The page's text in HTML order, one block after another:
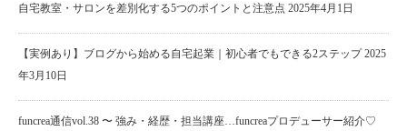
自宅教室・サロンを差別化する5つのポイントと注意点 2025年4月1日
【実例あり】ブログから始める自宅起業｜初心者でもできる2ステップ 2025
年3月10日
funcrea通信vol.38 〜 強み・経歴・担当講座…funcreaプロデューサー紹介♡